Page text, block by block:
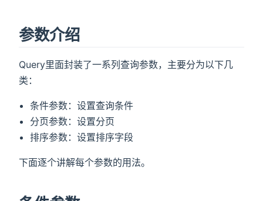
参数介绍
Query里面封装了一系列查询参数，主要分为以下几
类：
条件参数：设置查询条件
分页参数：设置分页
排序参数：设置排序字段
下面逐个讲解每个参数的用法。